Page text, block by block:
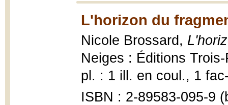
L'horizon du
Nicole Brossard,
Neiges : Éditions
pl. : 1 ill. en coul., 1
ISBN : 2-89583-095-9